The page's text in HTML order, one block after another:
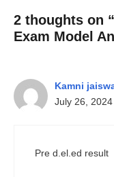
2 thoughts on
Exam Model
Kamni
July 26,
Pre d.el.ed result